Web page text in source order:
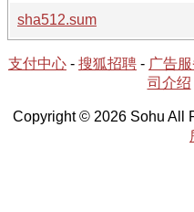
sha512.sum
支付中心 - 搜狐招聘 - 广告
司介绍
Copyright © 2026 Sohu All